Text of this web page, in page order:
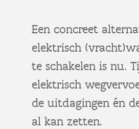
Een concreet
elektrisch
te schakelen is nu.
elektrisch
de uitdagingen én
al kan zetten.